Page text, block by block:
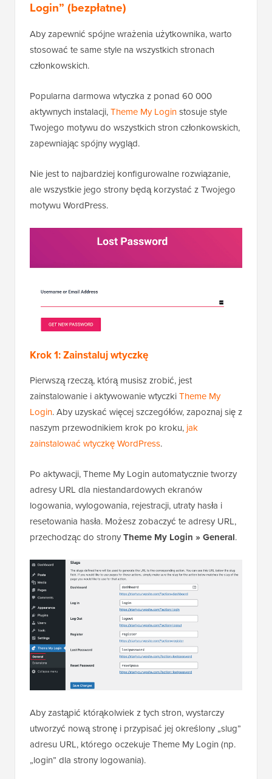
Login” (bezpłatne)
Aby zapewnić spójne wrażenia użytkownika, warto
stosować te same style na wszystkich stronach
członkowskich.
Popularna darmowa wtyczka z ponad 60 000
aktywnych instalacji,Theme My Loginstosuje style
Twojego motywu do wszystkich stron członkowskich,
zapewniając spójny wygląd.
Nie jest to najbardziej konfigurowalne rozwiązanie,
ale wszystkie jego strony będą korzystać z Twojego
motywu WordPress.
Krok 1: Zainstaluj wtyczkę
Pierwszą rzeczą, którą musisz zrobić, jest
zainstalowanie i aktywowanie wtyczkiTheme My
Login. Aby uzyskać więcej szczegółów, zapoznaj się z
naszym przewodnikiem krok po kroku, jak
zainstalować wtyczkę WordPress.
Po aktywacji, Theme My Login automatycznie tworzy
adresy URL dla niestandardowych ekranów
logowania, wylogowania, rejestracji, utraty hasła i
resetowania hasła. Możesz zobaczyć te adresy URL,
przechodząc do stronyTheme My Login » General.
Aby zastąpić którąkolwiek z tych stron, wystarczy
utworzyć nową stronę i przypisać jej określony „slug”
adresu URL, którego oczekuje Theme My Login (np.
„login” dla strony logowania).